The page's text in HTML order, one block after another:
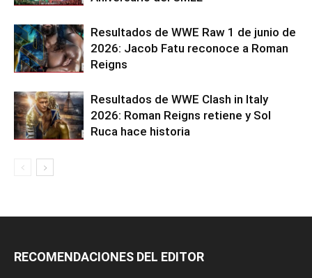
Resultados de WWE Raw 1 de junio de
2026: Jacob Fatu reconoce a Roman
Reigns
Resultados de WWE Clash in Italy
2026: Roman Reigns retiene y Sol
Ruca hace historia
RECOMENDACIONES DEL EDITOR